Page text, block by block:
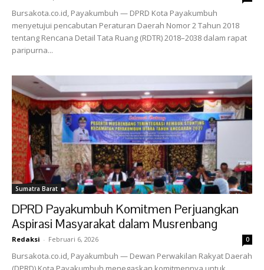
Bursakota.co.id, Payakumbuh — DPRD Kota Payakumbuh
menyetujui pencabutan Peraturan Daerah Nomor 2 Tahun 2018
tentang Rencana Detail Tata Ruang (RDTR) 2018–2038 dalam rapat
paripurna...
Sumatra Barat
DPRD Payakumbuh Komitmen Perjuangkan
Aspirasi Masyarakat dalam Musrenbang
Redaksi - Februari 6, 2026 0
Bursakota.co.id, Payakumbuh — Dewan Perwakilan Rakyat Daerah